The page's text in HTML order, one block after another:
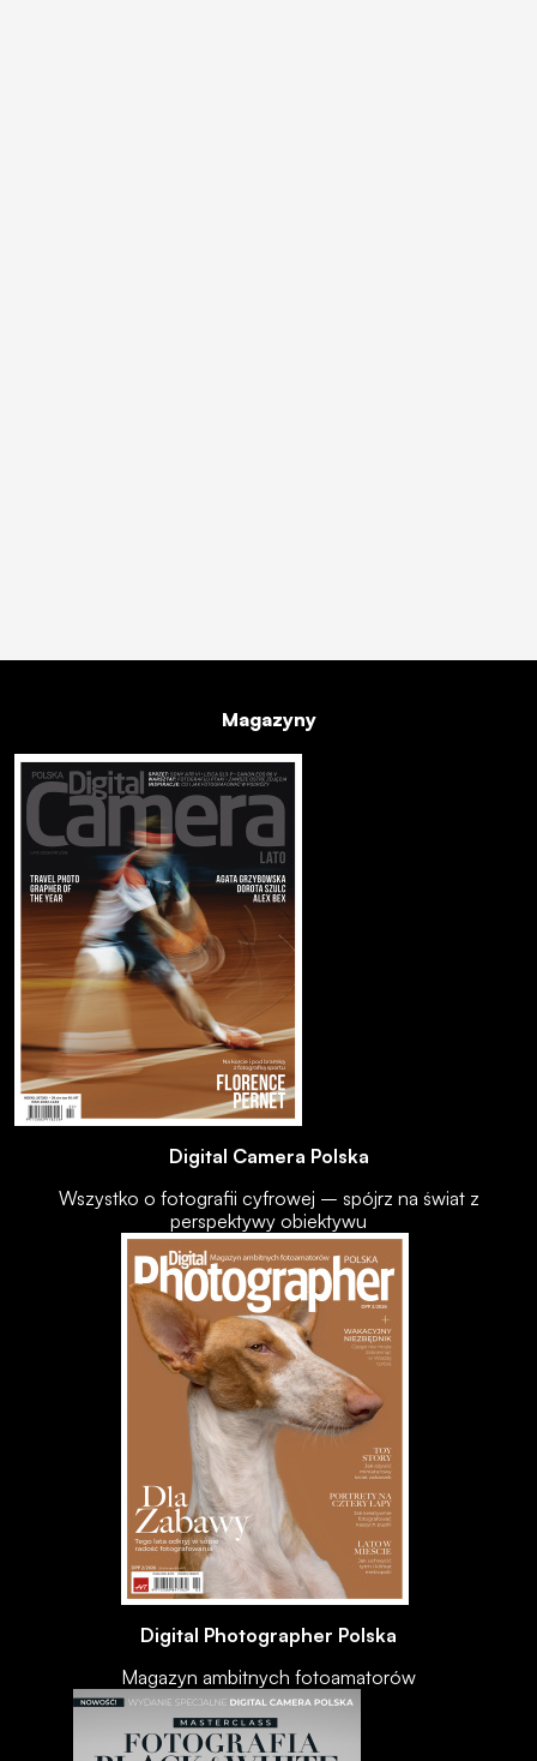
Magazyny
Digital Camera Polska
Wszystko o fotografii cyfrowej – spójrz na świat z
perspektywy obiektywu
Digital Photographer Polska
Magazyn ambitnych fotoamatorów